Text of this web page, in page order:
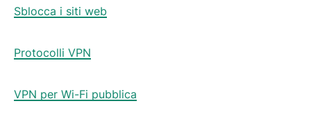
Sblocca i siti web
Protocolli VPN
VPN per Wi-Fi pubblica